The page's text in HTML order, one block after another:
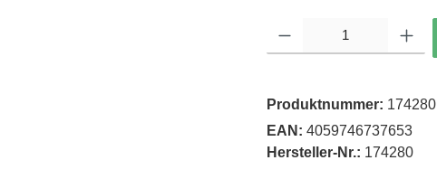
Produktnummer: 174280
EAN: 4059746737653
Hersteller-Nr.: 174280